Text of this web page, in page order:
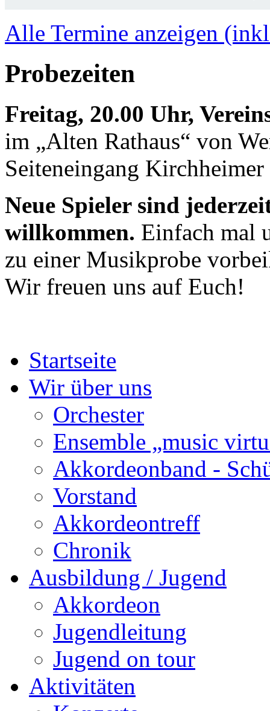
Alle Termine anzeigen
Probezeiten
Freitag, 20.00 Uhr,
im „Alten Rathaus“ von
Seiteneingang Kirchheimer
Neue Spieler sind
willkommen. Einfach mal
zu einer Musikprobe
Wir freuen uns auf Euch!
Startseite
Wir über uns
Orchester
Ensemble „music
Akkordeonband -
Vorstand
Akkordeontreff
Chronik
Ausbildung / Jugend
Akkordeon
Jugendleitung
Jugend on tour
Aktivitäten